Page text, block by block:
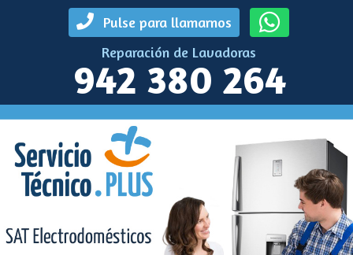
Pulse para llamarnos
Reparación de Lavadoras
942 380 264